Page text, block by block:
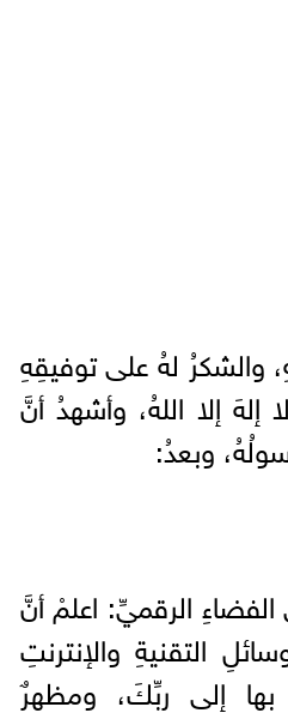
والشكرُ لهُ على توفيقِهِ
إلهَ إلا اللهُ، وأشهدُ أنَّ
وبعدُ:
الفضاءِ الرقميِّ: اعلمْ أنَّ
التقنيةِ والإنترنتِ
بها إلى ربِّكَ، ومظهرٌ